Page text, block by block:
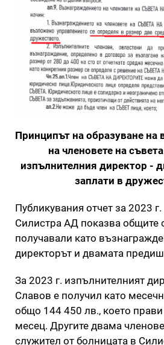
Принципът на образуване на
на членовете на
изпълнителния директор -
заплати в
Публикувания отчет за 2023
Силистра АД показва общите
получавали като
директорът и двамата
За 2023 г. изпълнителният
Славов е получил като
общо 144 450 лв., което
месец. Другите двама
служител от болницата в